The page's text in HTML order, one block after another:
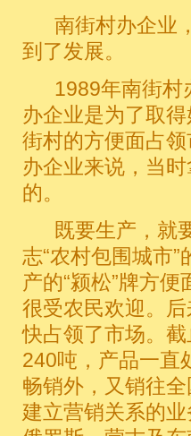
南街村办企业，
到了发展。
1989年南街村
办企业是为了取
街村的方便面占
办企业来说，当
的。
既要生产，就要
志“农村包围城市
产的“颍松”牌方
很受农民欢迎。
快占领了市场。
240吨，产品一直
畅销外，又销往
建立营销关系的